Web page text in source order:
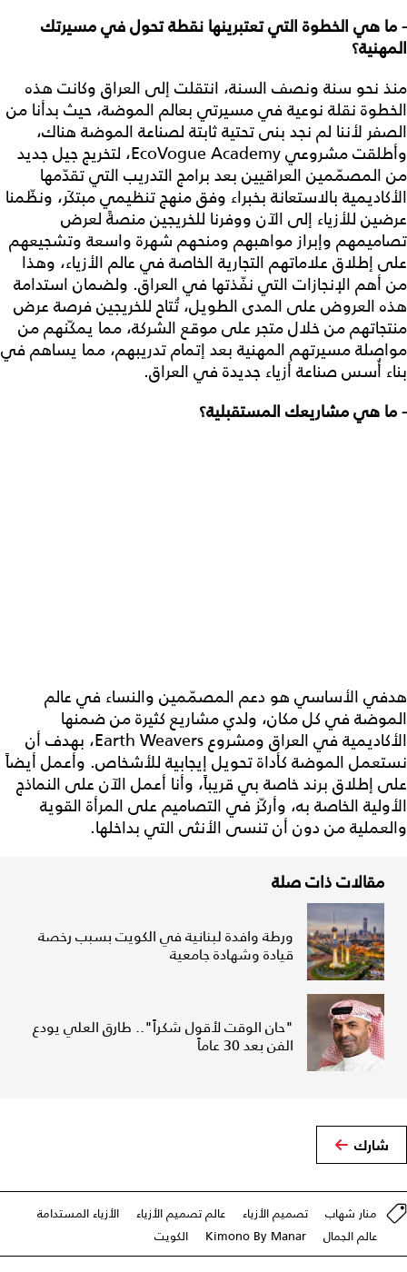
- ما هي الخطوة التي تعتبرينها نقطة تحول في مسيرتك
المهنية؟
منذ نحو سنة ونصف السنة، انتقلت إلى العراق وكانت هذه
الخطوة نقلة نوعية في مسيرتي بعالم الموضة، حيث بدأنا من
الصفر لأننا لم نجد بنى تحتية ثابتة لصناعة الموضة هناك،
وأطلقت مشروعي EcoVogue Academy، لتخريج جيل جديد
من المصمّمين العراقيين بعد برامج التدريب التي تقدّمها
الأكاديمية بالاستعانة بخبراء وفق منهج تنظيمي مبتكَر، ونظّمنا
عرضين للأزياء إلى الآن ووفرنا للخريجين منصةً لعرض
تصاميمهم وإبراز مواهبهم ومنحهم شهرة واسعة وتشجيعهم
على إطلاق علاماتهم التجارية الخاصة في عالم الأزياء، وهذا
من أهم الإنجازات التي نفّذتها في العراق. ولضمان استدامة
هذه العروض على المدى الطويل، تُتاح للخريجين فرصة عرض
منتجاتهم من خلال متجر على موقع الشركة، مما يمكّنهم من
مواصلة مسيرتهم المهنية بعد إتمام تدريبهم، مما يساهم في
بناء أُسس صناعة أزياء جديدة في العراق.
- ما هي مشاريعك المستقبلية؟
هدفي الأساسي هو دعم المصمّمين والنساء في عالم
الموضة في كل مكان، ولدي مشاريع كثيرة من ضمنها
الأكاديمية في العراق ومشروع Earth Weavers، بهدف أن
نستعمل الموضة كأداة تحويل إيجابية للأشخاص. وأعمل أيضاً
على إطلاق برند خاصة بي قريباً، وأنا أعمل الآن على النماذج
الأولية الخاصة به، وأركّز في التصاميم على المرأة القوية
والعملية من دون أن تنسى الأنثى التي بداخلها.
مقالات ذات صلة
ورطة وافدة لبنانية في الكويت بسبب رخصة
قيادة وشهادة جامعية
"حان الوقت لأقول شكراً".. طارق العلي يودع
الفن بعد 30 عاماً
شارك
منار شهاب تصميم الأزياء عالم تصميم الأزياء
الأزياء المستدامة
عالم الجمال
Kimono By Manar الكويت